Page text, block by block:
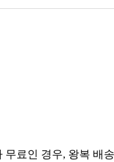
무료인 경우, 왕복 배